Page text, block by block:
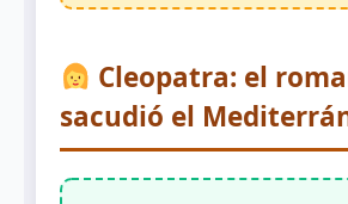
Cleopatra: el
sacudió el